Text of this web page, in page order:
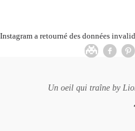
Instagram a retourné des données
Un oeil qui traîne by